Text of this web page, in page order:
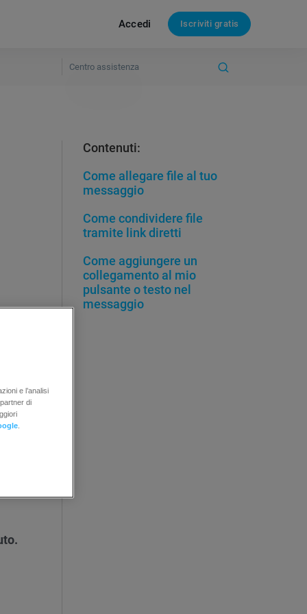
Accedi Iscriviti gratis
Contenuti:
Come allegare file al tuo
messaggio
Come condividere file
tramite link diretti
Come aggiungere un
collegamento al mio
pulsante o testo nel
messaggio
e l’analisi
di